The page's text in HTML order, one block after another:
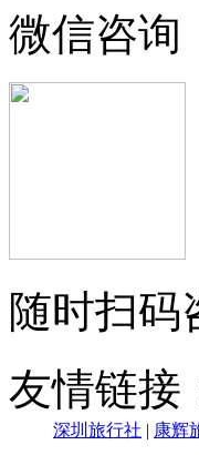
微信咨询
随时扫码
友情链接
深圳旅行社 | 康辉